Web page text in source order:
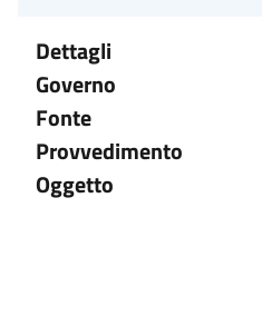
Dettagli
Governo
Fonte
Provvedimento
Oggetto